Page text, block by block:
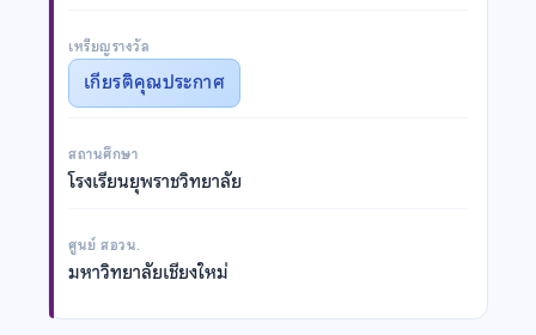
เหรียญรางวัล
เกียรติคุณประกาศ
สถานศึกษา
โรงเรียนยุพราชวิทยาลัย
ศูนย์ สอวน.
มหาวิทยาลัยเชียงใหม่